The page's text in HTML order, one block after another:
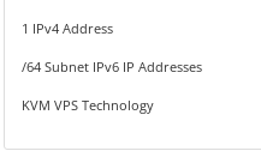
1 IPv4 Address
/64 Subnet IPv6 IP Addresses
KVM VPS Technology